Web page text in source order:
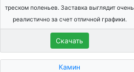
треском поленьев. Заставка выглядит очень
реалистично за счет отличной графики.
Скачать
Камин